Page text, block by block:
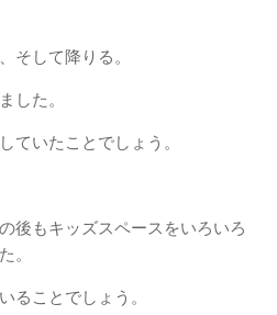
そして降りる。
した。
ていたことでしょう。
後もキッズスペースをいろいろ
。
ることでしょう。